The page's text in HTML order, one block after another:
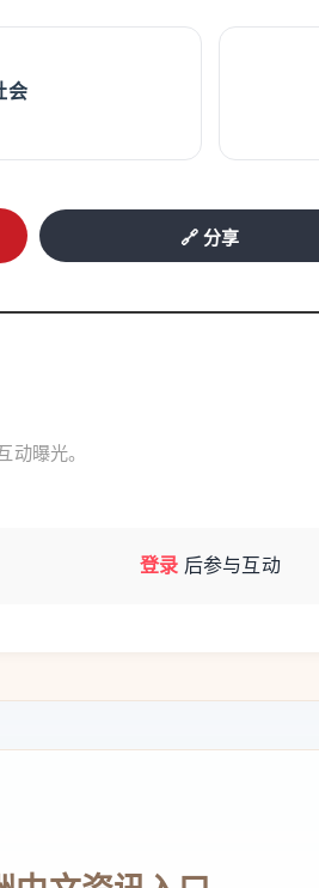
下最流行的发型。
受理点，领到了大陆的“美发师
职业资格一体化服务中心（以
大陆市场的一扇窗口。
探访、参观，并体验现场执业
评价体系存在差异，台湾职业
，平潭综合实验区依托独特的
会
🔗 分享
动曝光。
登录 后参与互动